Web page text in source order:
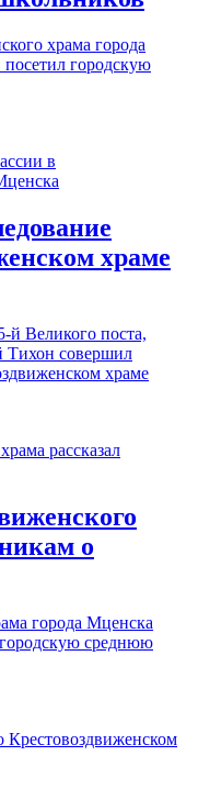
храма города
городскую
храме
Великого поста,
Тихон совершил
храме
о
города Мценска
среднюю